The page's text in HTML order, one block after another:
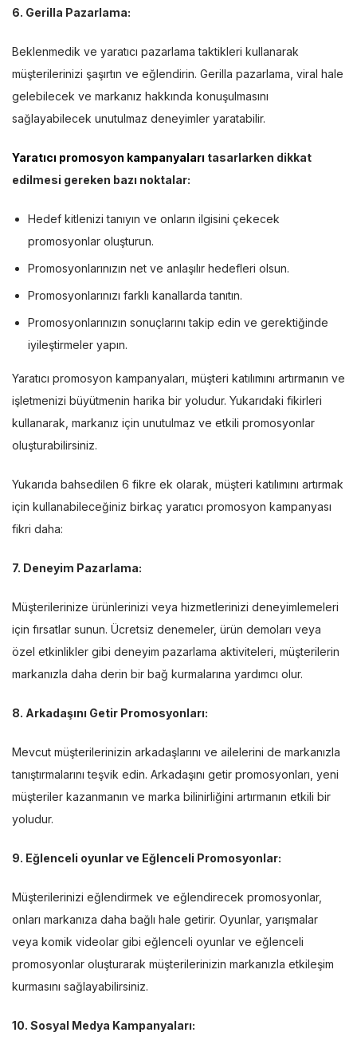
6. Gerilla Pazarlama:
Beklenmedik ve yaratıcı pazarlama taktikleri kullanarak
müşterilerinizi şaşırtın ve eğlendirin. Gerilla pazarlama, viral hale
gelebilecek ve markanız hakkında konuşulmasını
sağlayabilecek unutulmaz deneyimler yaratabilir.
Yaratıcı promosyon kampanyaları tasarlarken dikkat
edilmesi gereken bazı noktalar:
Hedef kitlenizi tanıyın ve onların ilgisini çekecek
promosyonlar oluşturun.
Promosyonlarınızın net ve anlaşılır hedefleri olsun.
Promosyonlarınızı farklı kanallarda tanıtın.
Promosyonlarınızın sonuçlarını takip edin ve gerektiğinde
iyileştirmeler yapın.
Yaratıcı promosyon kampanyaları, müşteri katılımını artırmanın ve
işletmenizi büyütmenin harika bir yoludur. Yukarıdaki fikirleri
kullanarak, markanız için unutulmaz ve etkili promosyonlar
oluşturabilirsiniz.
Yukarıda bahsedilen 6 fikre ek olarak, müşteri katılımını artırmak
için kullanabileceğiniz birkaç yaratıcı promosyon kampanyası
fikri daha:
7. Deneyim Pazarlama:
Müşterilerinize ürünlerinizi veya hizmetlerinizi deneyimlemeleri
için fırsatlar sunun. Ücretsiz denemeler, ürün demoları veya
özel etkinlikler gibi deneyim pazarlama aktiviteleri, müşterilerin
markanızla daha derin bir bağ kurmalarına yardımcı olur.
8. Arkadaşını Getir Promosyonları:
Mevcut müşterilerinizin arkadaşlarını ve ailelerini de markanızla
tanıştırmalarını teşvik edin. Arkadaşını getir promosyonları, yeni
müşteriler kazanmanın ve marka bilinirliğini artırmanın etkili bir
yoludur.
9. Eğlenceli oyunlar ve Eğlenceli Promosyonlar:
Müşterilerinizi eğlendirmek ve eğlendirecek promosyonlar,
onları markanıza daha bağlı hale getirir. Oyunlar, yarışmalar
veya komik videolar gibi eğlenceli oyunlar ve eğlenceli
promosyonlar oluşturarak müşterilerinizin markanızla etkileşim
kurmasını sağlayabilirsiniz.
10. Sosyal Medya Kampanyaları: